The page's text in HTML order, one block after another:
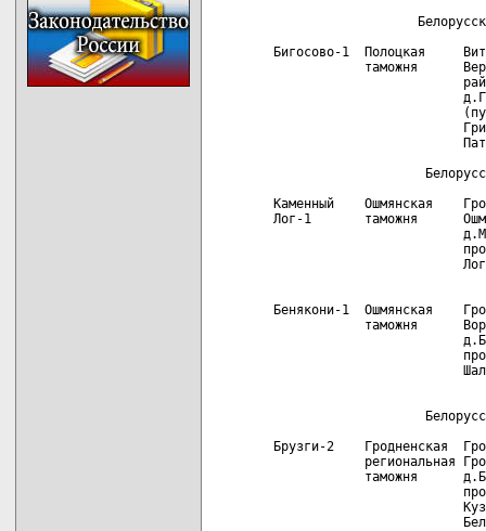
Бигосово-1  Полоцкая
таможня
Каменный    Ошмянская
Лог-1       таможня
Бенякони-1  Ошмянская
таможня
Брузги-2    Гродненская
региональная
таможня